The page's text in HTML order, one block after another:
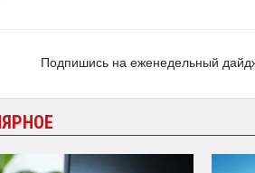
Подпишись на еженедельный